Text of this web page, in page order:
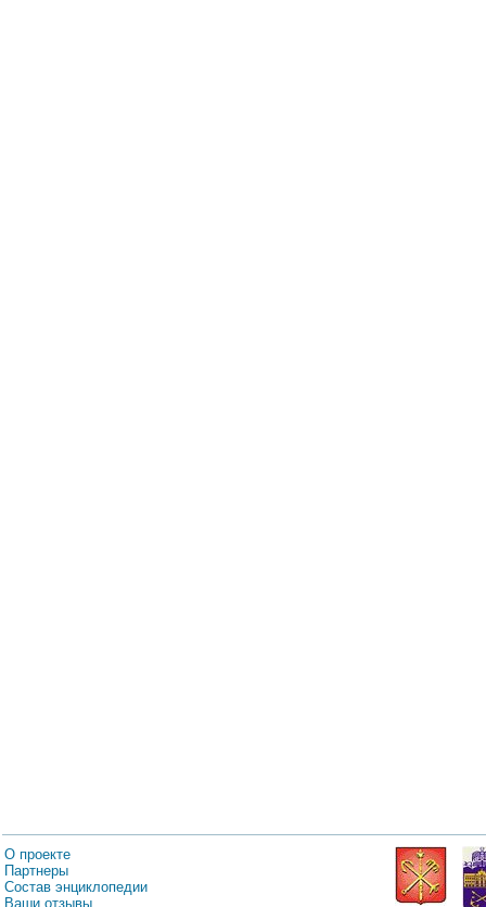
О проекте
Партнеры
Состав энциклопедии
Ваши отзывы